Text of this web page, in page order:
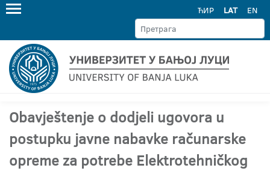
ЋИР LAT EN
Obavještenje o dodjeli ugovora u
postupku javne nabavke računarske
opreme za potrebe Elektrotehničkog